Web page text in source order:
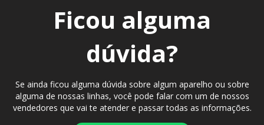
Ficou alguma
dúvida?
Se ainda ficou alguma dúvida sobre algum aparelho ou sobre
alguma de nossas linhas, você pode falar com um de nossos
vendedores que vai te atender e passar todas as informações.